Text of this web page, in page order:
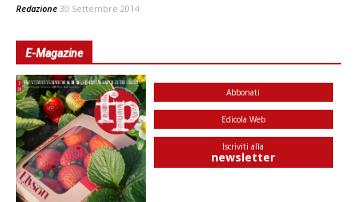
Redazione 30 Settembre 2014
E-Magazine
Abbonati
Edicola Web
Iscriviti alla
newsletter